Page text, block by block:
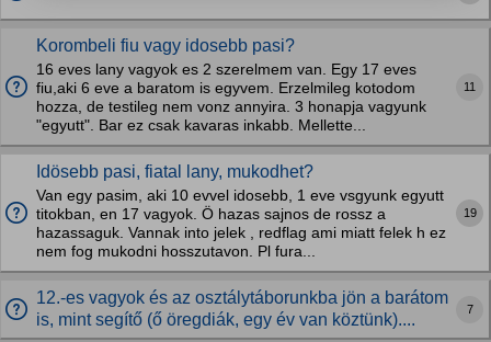
Korombeli fiu vagy idosebb pasi?
16 eves lany vagyok es 2 szerelmem van. Egy 17 eves
fiu,aki 6 eve a baratom is egyvem. Erzelmileg kotodom
hozza, de testileg nem vonz annyira. 3 honapja vagyunk
"egyutt". Bar ez csak kavaras inkabb. Mellette...
11
Idösebb pasi, fiatal lany, mukodhet?
Van egy pasim, aki 10 evvel idosebb, 1 eve vsgyunk egyutt
titokban, en 17 vagyok. Ö hazas sajnos de rossz a
hazassaguk. Vannak into jelek , redflag ami miatt felek h ez
nem fog mukodni hosszutavon. Pl fura...
19
12.-es vagyok és az osztálytáborunkba jön a barátom
is, mint segítő (ő öregdiák, egy év van köztünk)....
7